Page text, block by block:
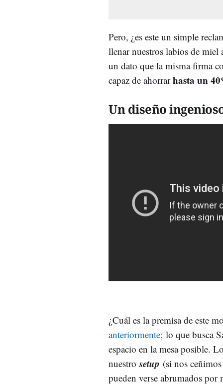
Pero, ¿es este un simple
llenar nuestros labios de miel
un dato que la misma firma
capaz de ahorrarhasta un
Un diseño
¿Cuál es la premisa de este
anteriormente; lo que busca
espacio en la mesa posible.
nuestrosetup (si nos
pueden verse abrumados por